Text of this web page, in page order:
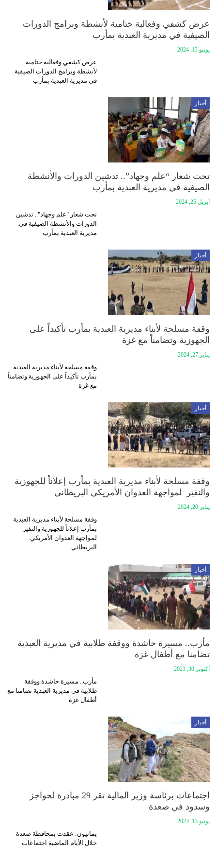
عرض كشفي وفعالية ختامية لأنشطة وبرامج الدورات
الصيفية في مديرية العبدية بمأرب
يونيو 13, 2024
عرض كشفي وفعالية ختامية
لأنشطة وبرامج الدورات الصيفية
في مديرية العبدية بمأرب
أخبار
تحت شعار “علم وجهاد”.. تدشين الدورات والأنشطة
الصيفية في مديرية العبدية بمأرب
أبريل 25, 2024
تحت شعار "علم وجهاد".. تدشين
الدورات والأنشطة الصيفية في
مديرية العبدية بمأرب
أخبار
وقفة مسلحة لأبناء مديرية العبدية بمأرب تأكيداً على
الجهوزية وتضامناً مع غزة
يناير 27, 2024
وقفة مسلحة لأبناء مديرية العبدية
بمأرب تأكيداً على الجهوزية وتضامناً
مع غزة
أخبار
وقفة مسلحة لأبناء مديرية العبدية بمأرب إعلاناً للجهوزية
والنفير لمواجهة العدوان الأمريكي البريطاني
يناير 20, 2024
وقفة مسلحة لأبناء مديرية العبدية
بمأرب إعلاناً للجهوزية والنفير
لمواجهة العدوان الأمريكي
البريطاني
أخبار
مأرب.. مسيرة حاشدة ووقفة طلابية في مديرية العبدية
تضامنا مع أطفال غزة
أكتوبر 30, 2023
مأرب.. مسيرة حاشدة ووقفة
طلابية في مديرية العبدية تضامنا مع
أطفال غزة
أخبار
اجتماعات برئاسة وزير المالية تقر 29 مبادرة لحواجز
وسدود في صعدة
يونيو 13, 2023
يمانيون: عقدت بمحافظة صعدة
خلال الأيام الماضية اجتماعات